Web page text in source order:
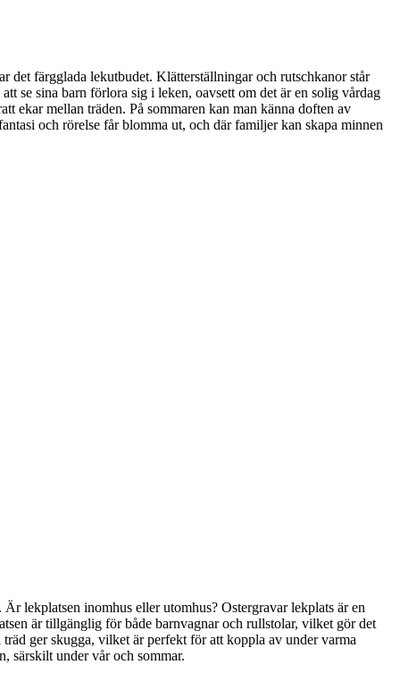
det färgglada lekutbudet. Klätterställningar och rutschkanor står
se sina barn förlora sig i leken, oavsett om det är en solig vårdag
ekar mellan träden. På sommaren kan man känna doften av
och rörelse får blomma ut, och där familjer kan skapa minnen
lekplatsen inomhus eller utomhus? Ostergravar lekplats är en
är tillgänglig för både barnvagnar och rullstolar, vilket gör det
ger skugga, vilket är perfekt för att koppla av under varma
särskilt under vår och sommar.